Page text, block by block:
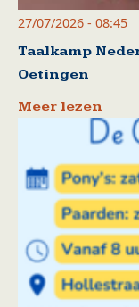
27/07/2026 - 08:45
Taalkamp
Oetingen
Meer lezen